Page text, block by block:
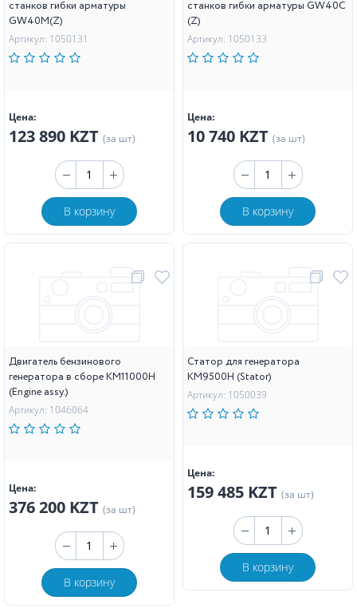
станков гибки арматуры
GW40M(Z)
Артикул: 1050131
Цена:
123 890 KZT (за шт)
В корзину
станков гибки арматуры GW40C
(Z)
Артикул: 1050133
Цена:
10 740 KZT (за шт)
В корзину
Двигатель бензинового
генератора в сборе KM11000H
(Engine assy.)
Артикул: 1046064
Цена:
376 200 KZT (за шт)
В корзину
Статор для генератора
KM9500H (Stator)
Артикул: 1050039
Цена:
159 485 KZT (за шт)
В корзину